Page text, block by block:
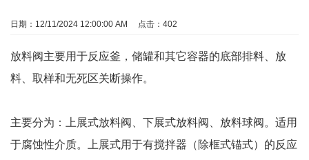
日期：12/11/2024 12:00:00 AM 点击：402
放料阀主要用于反应釜，储罐和其它容器的底部排料、放
料、取样和无死区关断操作。
主要分为：上展式放料阀、下展式放料阀、放料球阀。适用
于腐蚀性介质。上展式用于有搅拌器（除框式锚式）的反应